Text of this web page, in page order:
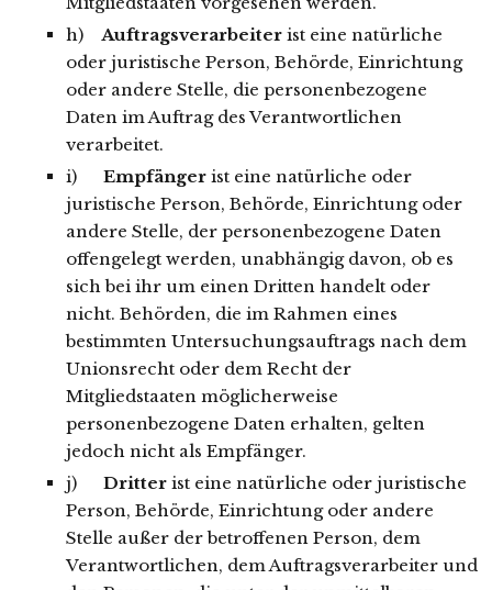
h) Auftragsverarbeiter ist eine natürliche
oder juristische Person, Behörde, Einrichtung
oder andere Stelle, die personenbezogene
Daten im Auftrag des Verantwortlichen
verarbeitet.
i) Empfänger ist eine natürliche oder
juristische Person, Behörde, Einrichtung oder
andere Stelle, der personenbezogene Daten
offengelegt werden, unabhängig davon, ob es
sich bei ihr um einen Dritten handelt oder
nicht. Behörden, die im Rahmen eines
bestimmten Untersuchungsauftrags nach dem
Unionsrecht oder dem Recht der
Mitgliedstaaten möglicherweise
personenbezogene Daten erhalten, gelten
jedoch nicht als Empfänger.
j) Dritter ist eine natürliche oder juristische
Person, Behörde, Einrichtung oder andere
Stelle außer der betroffenen Person, dem
Verantwortlichen, dem Auftragsverarbeiter und